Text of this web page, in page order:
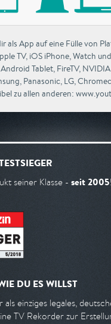
als App auf eine Fülle von
TV, iOS iPhone, Watch
Tablet, FireTV,
Panasonic, LG,
zu allen anderen:
seiner Klasse - seit 2005
DU ES WILLST
als einziges legales,
TV Rekorder zur